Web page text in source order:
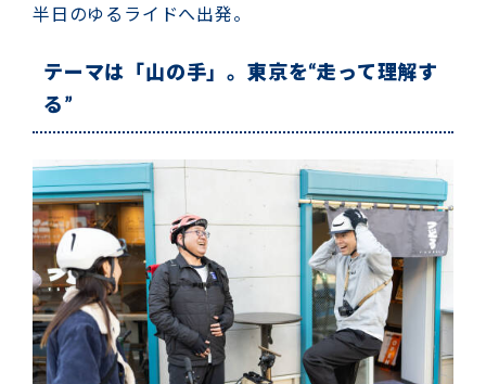
半日のゆるライドへ出発。
テーマは「山の手」。東京を“走って理解す
る”